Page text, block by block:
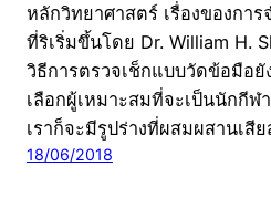
หลักวิทยาศาสตร์ เรื่องของกา
ที่ริเริ่มขึ้นโดย Dr. William H.
วิธีการตรวจเช็กแบบวัดข้อมือ
เลือกผู้เหมาะสมที่จะเป็นนักกี
เราก็จะมีรูปร่างที่ผสมผสานเสี
18/06/2018